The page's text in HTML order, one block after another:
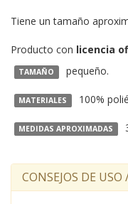
Tiene un tamaño
Producto con licencia
TAMAÑO pequeño.
MATERIALES 100%
MEDIDAS APROXIMADAS
CONSEJOS DE